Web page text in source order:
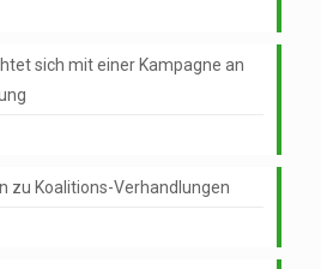
sich mit einer Kampagne an
zu Koalitions-Verhandlungen